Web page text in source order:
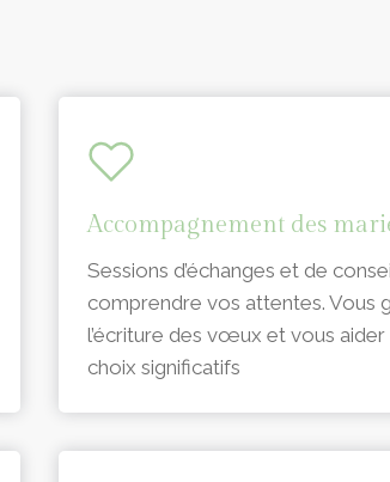
Accompagnement des
Sessions d’échanges et de
comprendre vos attentes. Vous
l’écriture des vœux et vous aider
choix significatifs